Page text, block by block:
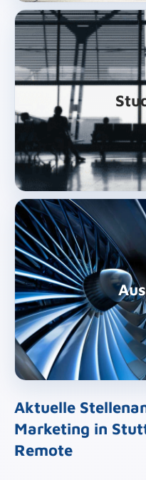
Weiter zu den
Weiter zu den
Aktuelle
Marketing in
Remote